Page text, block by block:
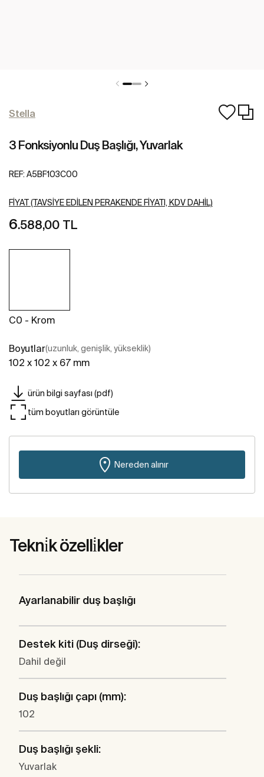
Stella
3 Fonksiyonlu Duş Başlığı, Yuvarlak
REF: A5BF103C00
FIYAT (TAVSIYE EDILEN PERAKENDE FIYATI, KDV DAHIL)
6.588,00 TL
C0 - Krom
Boyutlar(uzunluk, genişlik, yükseklik)
102 x 102 x 67 mm
ürün bilgi sayfası (pdf)
tüm boyutları görüntüle
Nereden alınır
Tekni̇k özelli̇kler
Ayarlanabilir duş başlığı
Destek kiti (Duş dirseği):
Dahil değil
Duş başlığı çapı (mm):
102
Duş başlığı şekli:
Yuvarlak